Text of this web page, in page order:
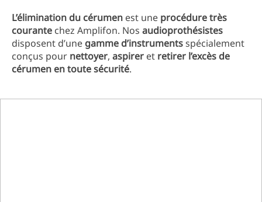
L’élimination du cérumen est une procédure très
courante chez Amplifon. Nos audioprothésistes
disposent d’une gamme d’instrumentsspécialement
conçus pour nettoyer, aspirer et retirer l’excès de
cérumen en toute sécurité.